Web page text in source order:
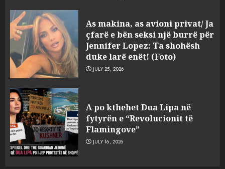
As makina, as avioni privat/ Ja
çfarë e bën seksi një burrë për
Jennifer Lopez: Ta shohësh
duke larë enët! (Foto)
JULY 25, 2026
A po kthehet Dua Lipa në
fytyrën e “Revolucionit të
Flamingove”
JULY 16, 2026
3
Sherr në burgun e Fierit, dy të
burgosur përfundojnë në
spital! (Emrat)
4
zjarri një 38-vjeçar/ Kapet në
flagrancë autori i dyshuar në
Kavajë! (Emrat)